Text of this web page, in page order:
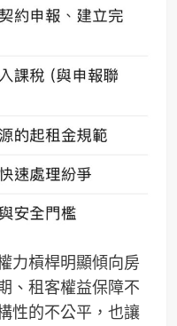
力槓桿明顯傾向房
、租客權益保障不
性的不公平，也讓